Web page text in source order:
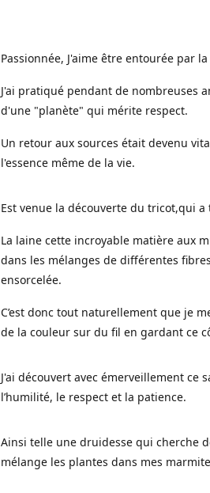
Passionnée, J'aime être entourée par
J'ai pratiqué pendant de nombreuses
d'une "planète" qui mérite respect.
Un retour aux sources était devenu
l'essence même de la vie.
Est venue la découverte du tricot,qui
La laine cette incroyable matière aux
dans les mélanges de différentes
ensorcelée.
C’est donc tout naturellement que je
de la couleur sur du fil en gardant ce
J'ai découvert avec émerveillement
l’humilité, le respect et la patience.
Ainsi telle une druidesse qui cherche
mélange les plantes dans mes